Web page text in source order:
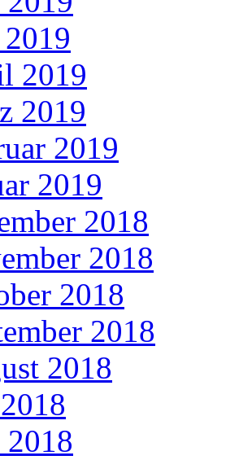
2019
2019
2019
2019
2018
2018
2018
2018
2018